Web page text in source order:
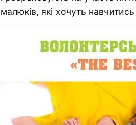
малюків, які хочуть